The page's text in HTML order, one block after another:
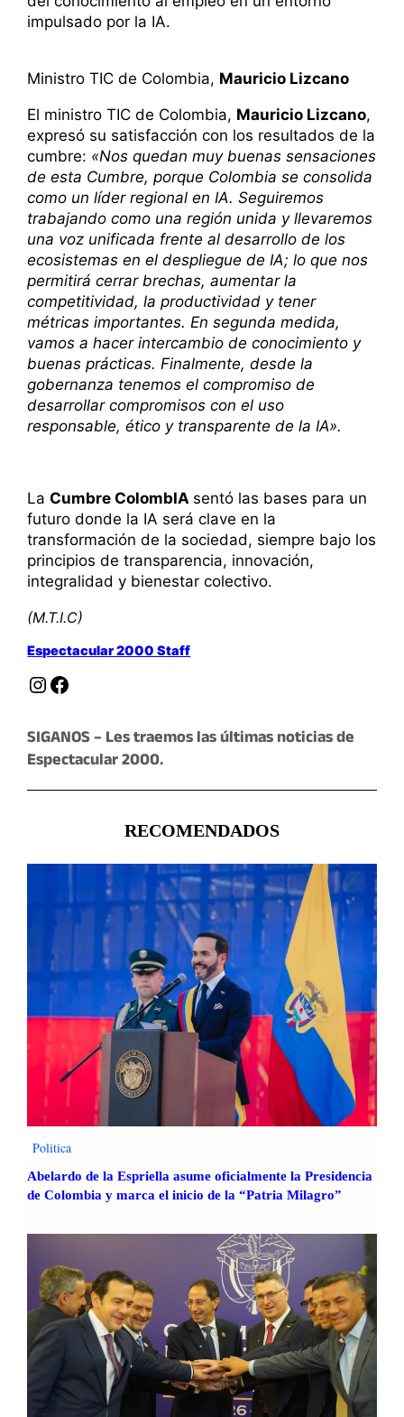
impulsado por la IA.
Ministro TIC de Colombia, Mauricio Lizcano
El ministro TIC de Colombia, Mauricio Lizcano,
expresó su satisfacción con los resultados de la
cumbre: «Nos quedan muy buenas sensaciones
de esta Cumbre, porque Colombia se consolida
como un líder regional en IA. Seguiremos
trabajando como una región unida y llevaremos
una voz unificada frente al desarrollo de los
ecosistemas en el despliegue de IA; lo que nos
permitirá cerrar brechas, aumentar la
competitividad, la productividad y tener
métricas importantes. En segunda medida,
vamos a hacer intercambio de conocimiento y
buenas prácticas. Finalmente, desde la
gobernanza tenemos el compromiso de
desarrollar compromisos con el uso
responsable, ético y transparente de la IA».
LaCumbre ColombIA sentó las bases para un
futuro donde la IA será clave en la
transformación de la sociedad, siempre bajo los
principios de transparencia, innovación,
integralidad y bienestar colectivo.
(M.T.I.C)
Espectacular 2000 Staff
Instagram Facebook
SIGANOS – Les traemos las últimas noticias de
Espectacular 2000.
RECOMENDADOS
Politica
Abelardo de la Espriella asume oficialmente la Presidencia
de Colombia y marca el inicio de la “Patria Milagro”